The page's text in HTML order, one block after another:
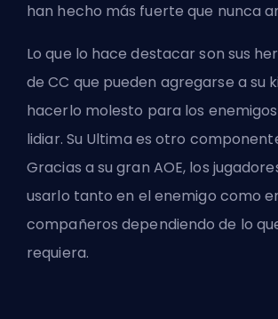
han hecho más fuerte que nunca
Lo que lo hace destacar son sus
de CC que pueden agregarse a su
hacerlo molesto para los
lidiar. Su Ultima es otro
Gracias a su gran AOE, los
usarlo tanto en el enemigo como
compañeros dependiendo de lo
requiera.